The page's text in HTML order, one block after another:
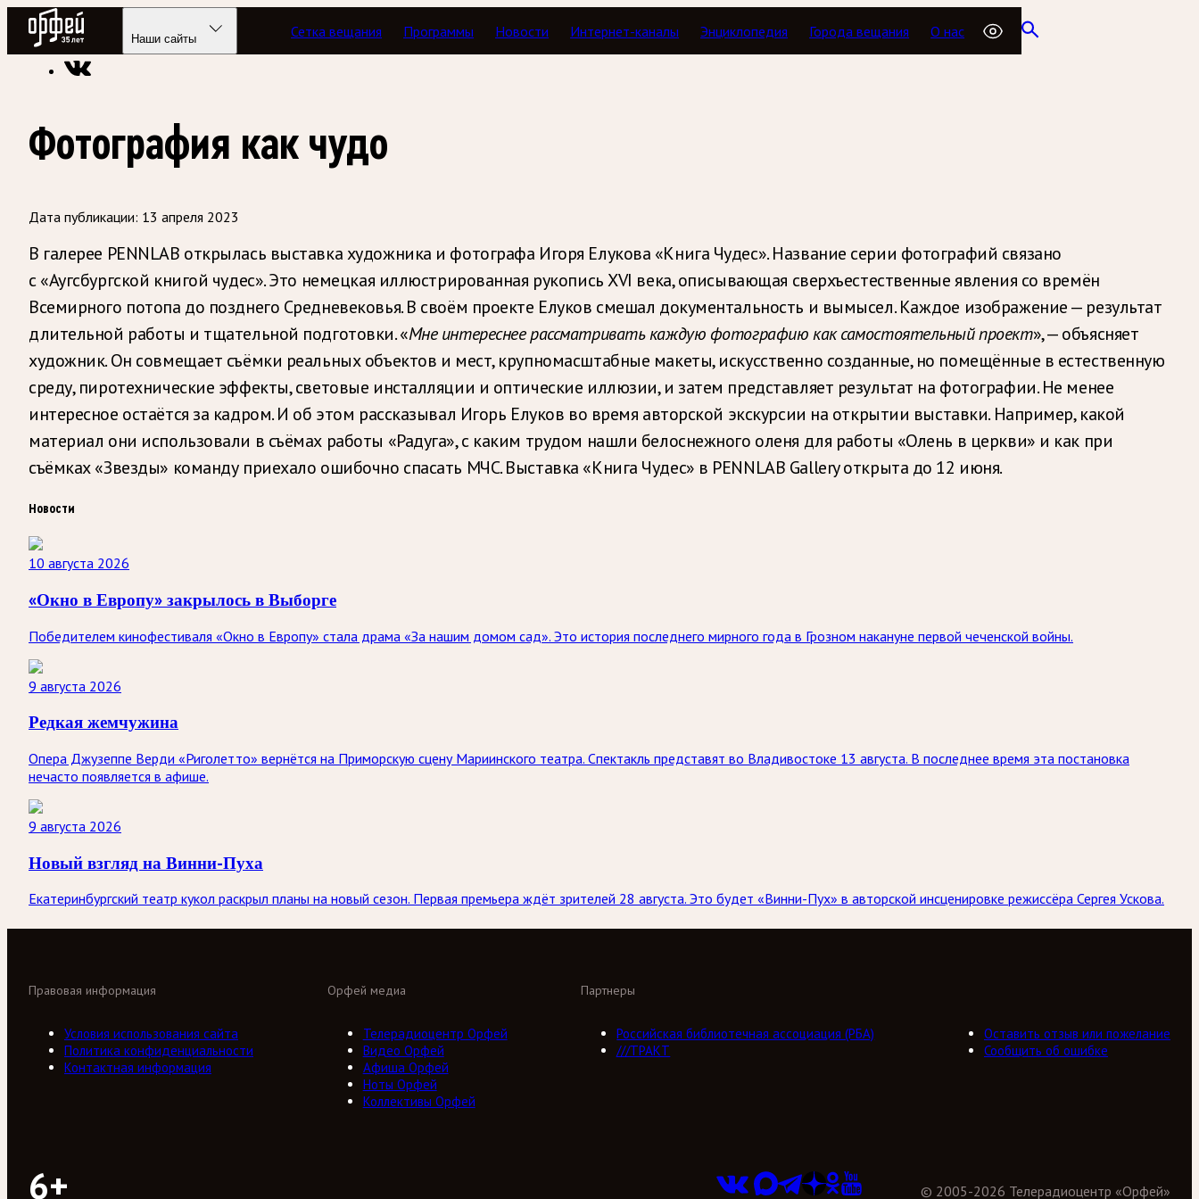
Радио Орфей
Наши сайты Сетка вещания Программы Новости Интернет-каналы Энциклопедия Города вещания О нас
Радио классической музыки «Орфей» Новости
Фотография как чудо
Дата публикации: 13 апреля 2023
В галерее PENNLAB открылась выставка художника и фотографа Игоря Елукова «Книга Чудес». Название серии фотографий связано
с «Аугсбургской книгой чудес». Это немецкая иллюстрированная рукопись XVI века, описывающая сверхъестественные явления со времён
Всемирного потопа до позднего Средневековья. В своём проекте Елуков смешал документальность и вымысел. Каждое изображение — результат
длительной работы и тщательной подготовки. «Мне интереснее рассматривать каждую фотографию как самостоятельный проект», — объясняет
художник. Он совмещает съёмки реальных объектов и мест, крупномасштабные макеты, искусственно созданные, но помещённые в естественную
среду, пиротехнические эффекты, световые инсталляции и оптические иллюзии, и затем представляет результат на фотографии. Не менее
интересное остаётся за кадром. И об этом рассказывал Игорь Елуков во время авторской экскурсии на открытии выставки. Например, какой
материал они использовали в съёмах работы «Радуга», с каким трудом нашли белоснежного оленя для работы «Олень в церкви» и как при
съёмках «Звезды» команду приехало ошибочно спасать МЧС. Выставка «Книга Чудес» в PENNLAB Gallery открыта до 12 июня.
Новости
10 августа 2026
«Окно в Европу» закрылось в Выборге
Победителем кинофестиваля «Окно в Европу» стала драма «За нашим домом сад». Это история последнего мирного года в Грозном накануне первой чеченской войны.
9 августа 2026
Редкая жемчужина
Опера Джузеппе Верди «Риголетто» вернётся на Приморскую сцену Мариинского театра. Спектакль представят во Владивостоке 13 августа. В последнее время эта постановка
нечасто появляется в афише.
9 августа 2026
Новый взгляд на Винни-Пуха
Екатеринбургский театр кукол раскрыл планы на новый сезон. Первая премьера ждёт зрителей 28 августа. Это будет «Винни-Пух» в авторской инсценировке режиссёра Сергея Ускова.
Орфей медиа
Телерадиоцентр Орфей
Видео Орфей
Афиша Орфей
Ноты Орфей
Коллективы Орфей
Партнеры
Российская библиотечная ассоциация (РБА)
///ТРАКТ
Правовая информация
Условия использования сайта
Политика конфиденциальности
Контактная информация
Оставить отзыв или пожелание
Сообщить об ошибке
6+ © 2005-2026 Телерадиоцентр «Орфей»